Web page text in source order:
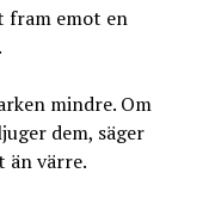
fram emot en
mindre. Om
dem, säger
än värre.